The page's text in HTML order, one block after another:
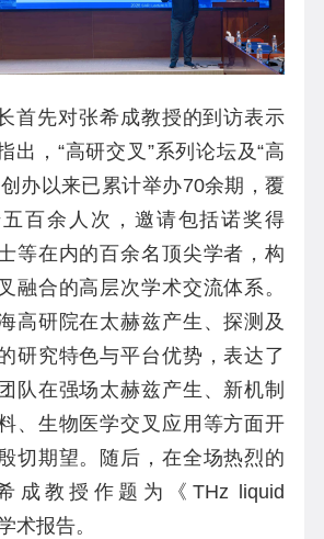
首先对张希成教授的到访表示
出，“高研交叉”系列论坛及“高
办以来已累计举办70余期，覆
百余人次，邀请包括诺奖得
等在内的百余名顶尖学者，构
融合的高层次学术交流体系。
高研院在太赫兹产生、探测及
研究特色与平台优势，表达了
队在强场太赫兹产生、新机制
、生物医学交叉应用等方面开
切期望。随后，在全场热烈的
成教授作题为《THz liquid
术报告。